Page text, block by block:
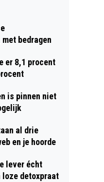
bedragen
er 8,1 procent
is pinnen niet
al drie
en je hoorde
lever écht
loze detoxpraat